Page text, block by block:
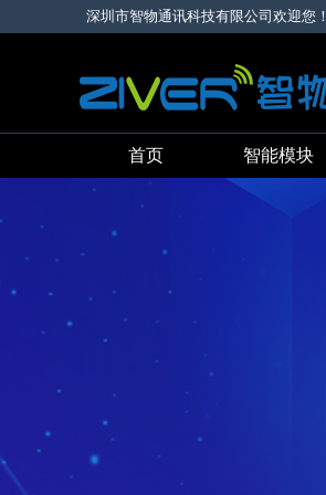
深圳市智物通讯科技有限公司欢迎您！
首页 智能模块